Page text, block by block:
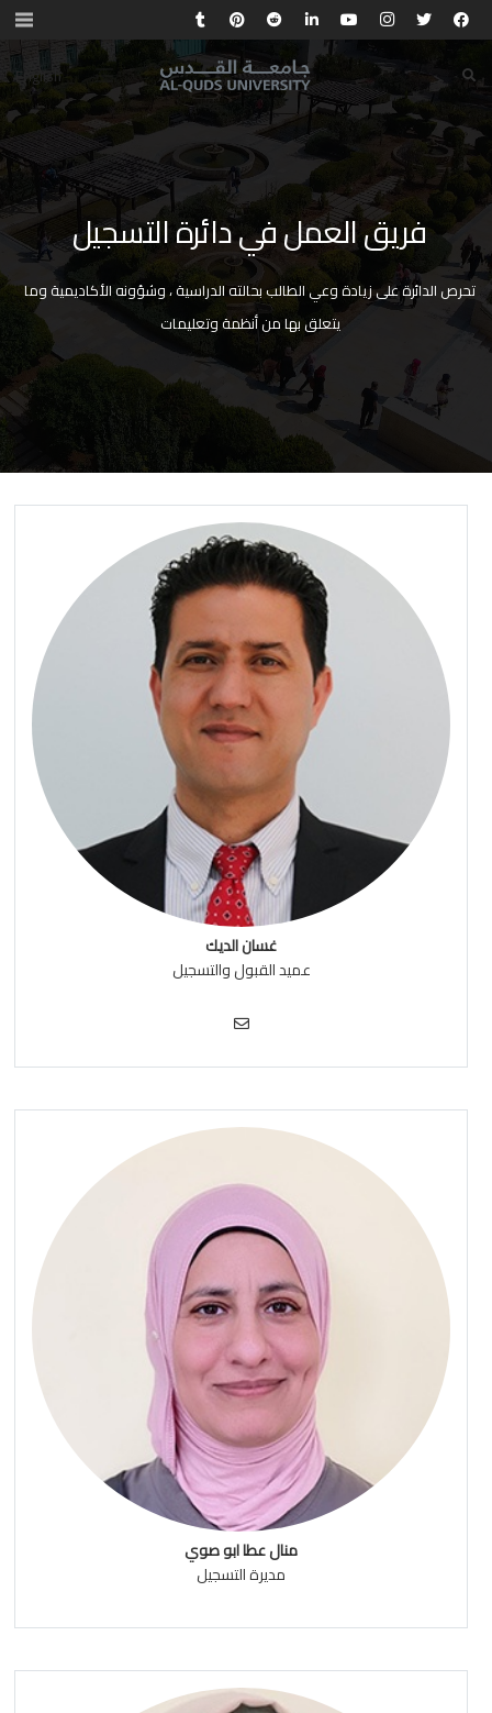
English
فريق العمل في دائرة التسجيل
تحرص الدائرة على زيادة وعي الطالب بحالته الدراسية ، وشؤونه الأكاديمية وما
يتعلق بها من أنظمة وتعليمات
غسان الديك
عميد القبول والتسجيل
منال عطا ابو صوي
مديرة التسجيل